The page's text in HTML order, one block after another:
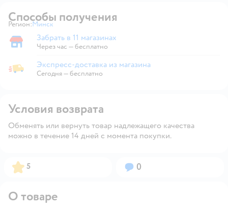
Способы получения
Регион: Выбор адреса доставки.
Минск
Забрать в магазине
Забрать в 11 магазинах
Через час — бесплатно
Экспресс-доставка из магазина
Экспресс-доставка из магазина
Сегодня—бесплатно
Условия возврата
Обменять или вернуть товар надлежащего качества
можно в течение 14 дней с момента покупки.
Рейтинг:
5 Вопросов:
0
О товаре